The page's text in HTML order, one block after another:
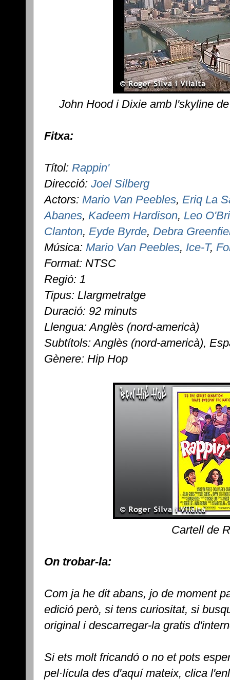
John Hood i Dixie amb l'skyline
Fitxa:
Títol: Rappin'
Direcció: Joel Silberg
Actors: Mario Van Peebles, Eriq La
Abanes, Kadeem Hardison, Leo
Clanton, Eyde Byrde, Debra
Música: Mario Van Peebles, Ice-T,
Format: NTSC
Regió: 1
Tipus: Llargmetratge
Duració: 92 minuts
Llengua: Anglès (nord-americà)
Subtítols: Anglès (nord-americà),
Gènere: Hip Hop
Cartell de
On trobar-la:
Com ja he dit abans, jo de moment
edició però, si tens curiositat, si
original i descarregar-la gratis
Si ets molt fricandó o no et pots
pel·lícula des d'aquí mateix, clica